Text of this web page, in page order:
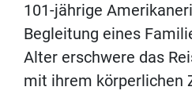
101-jährige
Begleitung eines
Alter erschwere das
mit ihrem körperlichen